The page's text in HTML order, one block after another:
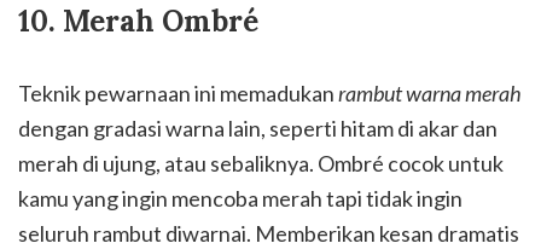
10. Merah Ombré
Teknik pewarnaan ini memadukanrambut warna merah
dengan gradasi warna lain, seperti hitam di akar dan
merah di ujung, atau sebaliknya. Ombré cocok untuk
kamu yang ingin mencoba merah tapi tidak ingin
seluruh rambut diwarnai. Memberikan kesan dramatis